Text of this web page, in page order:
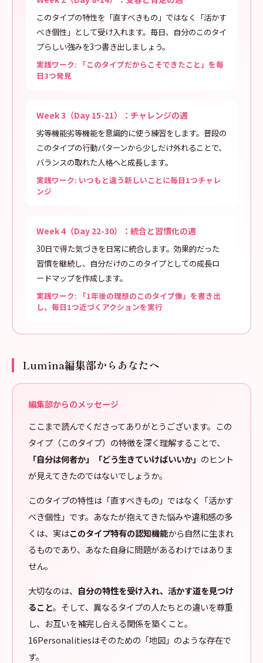
このタイプの特性を「直すべきもの」ではなく「活かす
べき個性」として受け入れます。毎日、自分のこのタイ
プらしい強みを3つ書き出しましょう。
実践ワーク: 「このタイプだからこそできたこと」を毎
日3つ発見
Week 3（Day 15-21）：チャレンジの週
劣等機能劣等機能を意識的に使う練習をします。普段の
このタイプの行動パターンから少しだけ外れることで、
バランスの取れた人格へと成長します。
実践ワーク: いつもと違う新しいことに毎日1つチャレ
ンジ
Week 4（Day 22-30）：統合と習慣化の週
30日で得た気づきを日常に統合します。効果的だった
習慣を継続し、自分だけのこのタイプとしての成長ロ
ードマップを作成します。
実践ワーク: 「1年後の理想のこのタイプ像」を書き出
し、毎日1つ近づくアクションを実行
Lumina編集部からあなたへ
編集部からのメッセージ
ここまで読んでくださってありがとうございます。この
タイプ（このタイプ）の特徴を深く理解することで、
「自分は何者か」「どう生きていけばいいか」 のヒント
が見えてきたのではないでしょうか。
このタイプの特性は「直すべきもの」ではなく「活かす
べき個性」です。あなたが抱えてきた悩みや違和感の多
くは、実はこのタイプ特有の認知機能から自然に生まれ
るものであり、あなた自身に問題があるわけではありま
せん。
大切なのは、 自分の特性を受け入れ、活かす道を見つけ
ること。そして、異なるタイプの人たちとの違いを尊重
し、お互いを補完し合える関係を築くこと。
16Personalitiesはそのための「地図」のような存在で
す。